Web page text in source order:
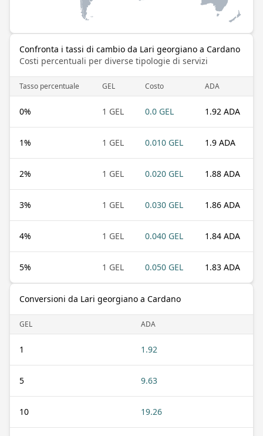
Confronta i tassi di cambio da Lari georgiano a Cardano
Costi percentuali per diverse tipologie di servizi
Tasso percentuale GEL Costo ADA
0% 1 GEL 0.0 GEL 1.92 ADA
1% 1 GEL 0.010 GEL 1.9 ADA
2% 1 GEL 0.020 GEL 1.88 ADA
3% 1 GEL 0.030 GEL 1.86 ADA
4% 1 GEL 0.040 GEL 1.84 ADA
5% 1 GEL 0.050 GEL 1.83 ADA
Conversioni da Lari georgiano a Cardano
GEL ADA
1 1.92
5 9.63
10 19.26